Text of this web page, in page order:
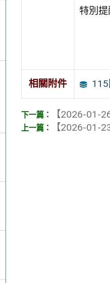
特別
相關附件
【2026-01-26
【2026-01-